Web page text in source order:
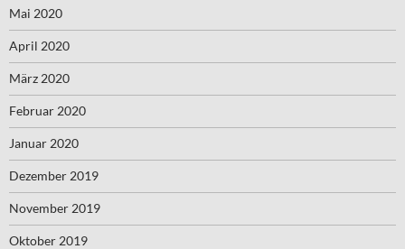
Mai 2020
April 2020
März 2020
Februar 2020
Januar 2020
Dezember 2019
November 2019
Oktober 2019